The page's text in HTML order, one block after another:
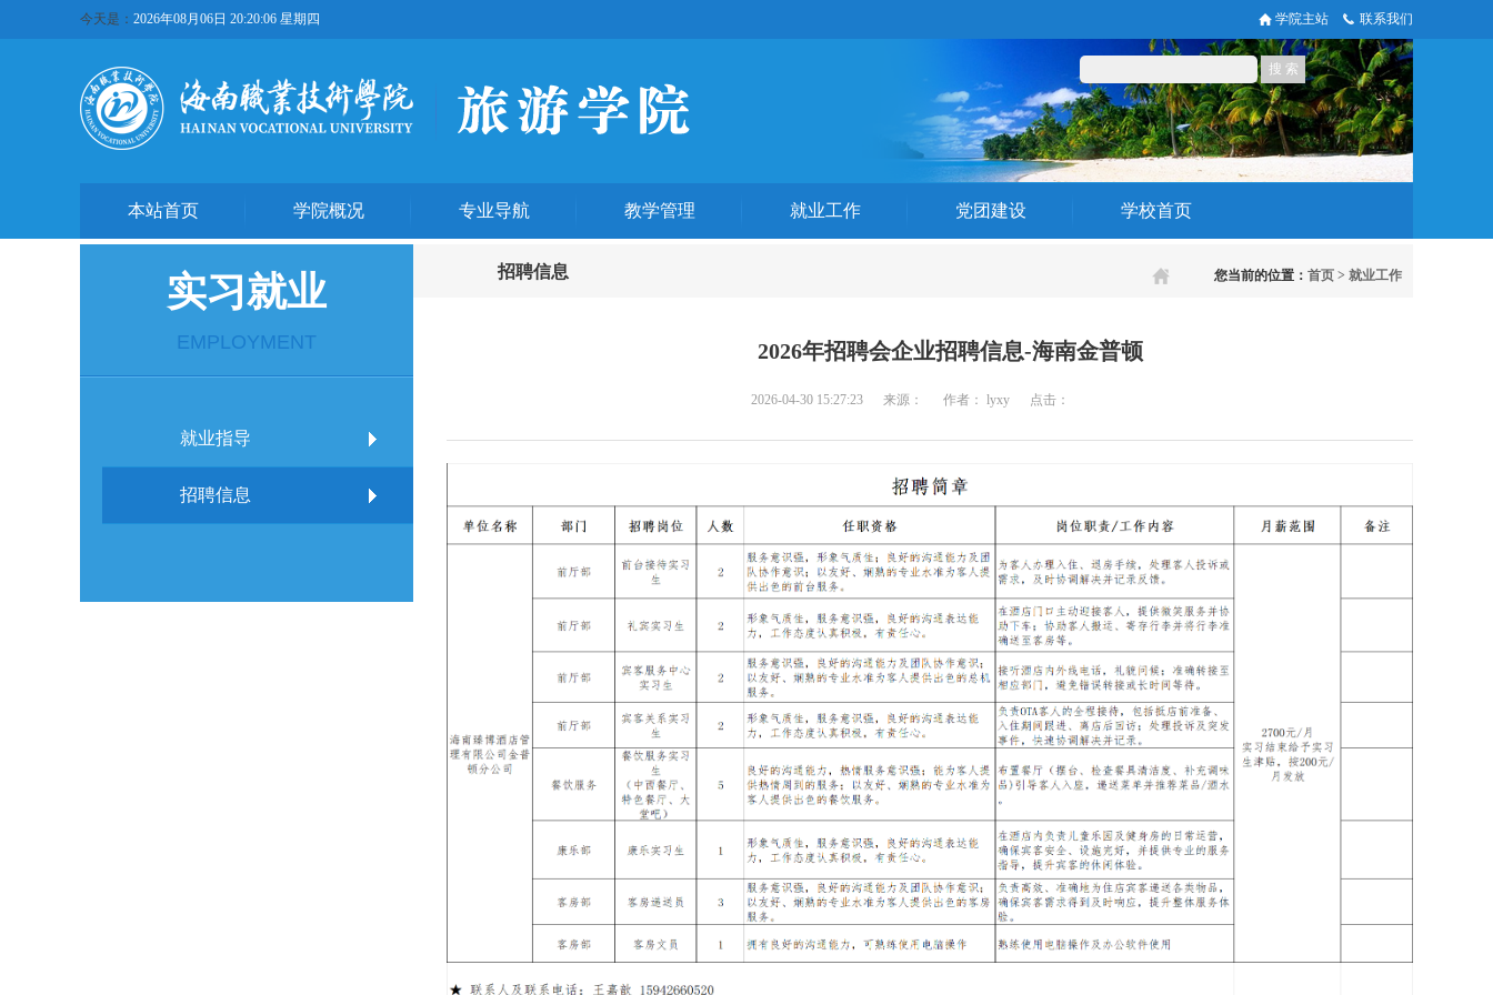
今天是： 2026年08月06日 20:20:06 星期四 学院主站 联系我们
本站首页 学院概况 专业导航 教学管理 就业工作 党团建设 学校首页
实习就业
EMPLOYMENT
就业指导
招聘信息
招聘信息 您当前的位置： 首页 > 就业工作
2026年招聘会企业招聘信息-海南金普顿
2026-04-30 15:27:23 来源： 作者： lyxy 点击：